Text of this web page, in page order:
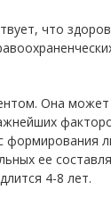
что
Она
ее
4-8 лет.